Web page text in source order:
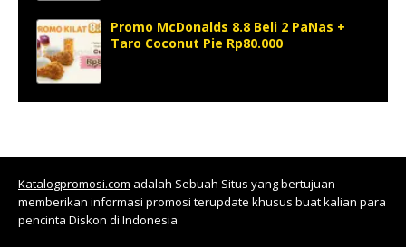
Promo McDonalds 8.8 Beli 2 PaNas +
Taro Coconut Pie Rp80.000
Katalogpromosi.com adalah Sebuah Situs yang bertujuan
memberikan informasi promosi terupdate khusus buat kalian para
pencinta Diskon di Indonesia